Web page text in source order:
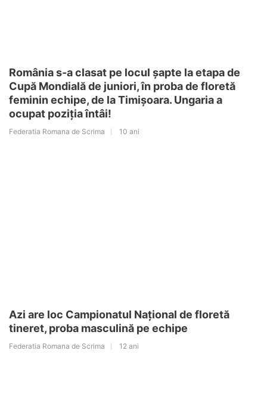
România s-a clasat pe locul șapte la etapa de
Cupă Mondială de juniori, în proba de floretă
feminin echipe, de la Timișoara. Ungaria a
ocupat poziția întâi!
Federatia Romana de Scrima 10 ani
Azi are loc Campionatul Național de floretă
tineret, proba masculină pe echipe
Federatia Romana de Scrima 12 ani